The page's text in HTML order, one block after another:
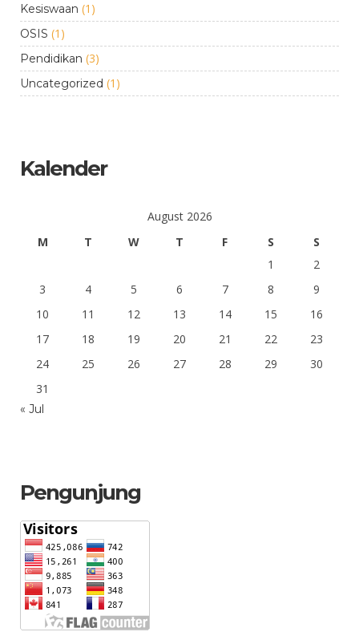
Kesiswaan (1)
OSIS (1)
Pendidikan (3)
Uncategorized (1)
Kalender
August 2026
M
T W T F S
S
1
2
3
4 5 6 7 8
9
10
11 12 13 14 15
16
17
18 19 20 21 22
23
24
25 26 27 28 29
30
31
« Jul
Pengunjung